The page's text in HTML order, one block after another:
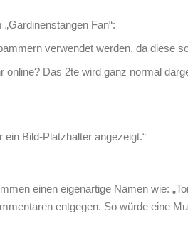
Fan“:
verwendet werden, da diese
Das 2te wird ganz normal
Bild-Platzhalter angezeigt.“
einen eigenartige Namen wie:
entgegen. So würde eine